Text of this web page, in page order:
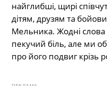
найглибші, щирі
дітям, друзям та
Мельника. Жодні слова
пекучий біль, але ми
про його подвиг крізь